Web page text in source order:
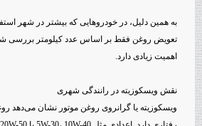
به همین دلیل، در خودروهایی که بیشتر در شهر
تعویض روغن فقط بر اساس عدد کیلومتر بررسی
اهمیت زیادی دارد.
نقش ویسکوزیته در رانندگی شهری
ویسکوزیته یا گرانروی روغن موتور نشان می‌دهد